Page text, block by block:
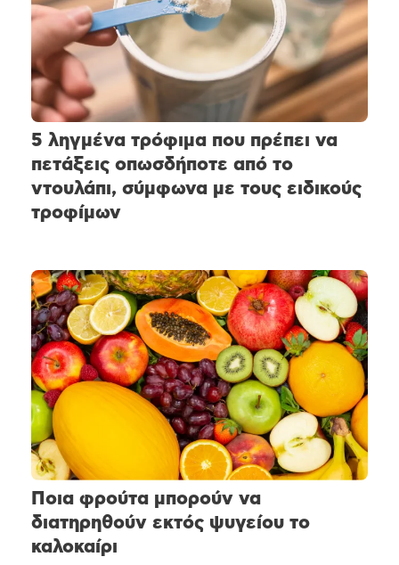
5 ληγμένα τρόφιμα που πρέπει να
πετάξεις οπωσδήποτε από το
ντουλάπι, σύμφωνα με τους ειδικούς
τροφίμων
Ποια φρούτα μπορούν να
διατηρηθούν εκτός ψυγείου το
καλοκαίρι